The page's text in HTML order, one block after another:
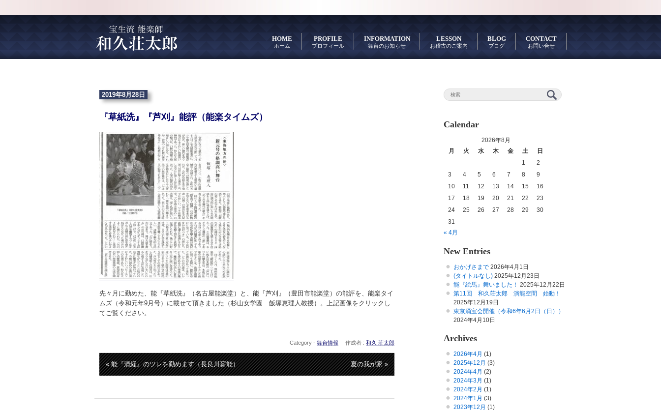
HOME
ホーム
PROFILE
プロフィール
INFORMATION
舞台のお知らせ
LESSON
お稽古のご案内
BLOG
ブログ
CONTACT
お問い合せ
2019年8月28日
『草紙洗』『芦刈』能評（能楽タイムズ）
先々月に勤めた、能『草紙洗』（名古屋能楽堂）と、能『芦刈』（豊田市能楽堂）の能評を、能楽タイ
ムズ（令和元年9月号）に載せて頂きました（杉山女学園 飯塚恵理人教授）。上記画像をクリックし
てご覧ください。
Category - 舞台情報 作成者 : 和久 荘太郎
« 能『清経』のツレを勤めます（長良川薪能） 夏の我が家 »
Calendar
2026年8月
月
火 水 木 金 土
日
1
2
3
4 5 6 7 8
9
10
11 12 13 14 15
16
17
18 19 20 21 22
23
24
25 26 27 28 29
30
31
« 4月
New Entries
おかげさまで 2026年4月1日
(タイトルなし) 2025年12月23日
能『絵馬』舞いました！ 2025年12月22日
第11回 和久荘太郎 演能空間 始動！
2025年12月19日
東京涌宝会開催（令和6年6月2日（日））
2024年4月10日
Archives
2026年4月 (1)
2025年12月 (3)
2024年4月 (2)
2024年3月 (1)
2024年2月 (1)
2024年1月 (3)
2023年12月 (1)